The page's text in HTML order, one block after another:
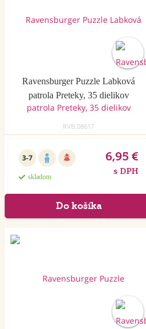
Ravensburger Puzzle Labková
patrola Preteky, 35 dielikov
RVB.08617
3-7
skladom
6,95 €
s DPH